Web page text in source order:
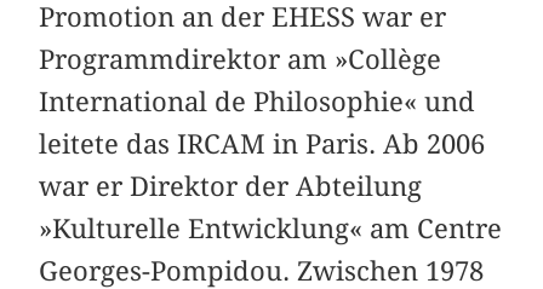
Promotion an der EHESS war er
Programmdirektor am »Collège
International de Philosophie« und
leitete das IRCAM in Paris. Ab 2006
war er Direktor der Abteilung
»Kulturelle Entwicklung« am Centre
Georges-Pompidou. Zwischen 1978